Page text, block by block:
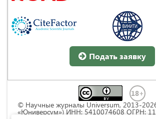
Подать заявку
© Научные журналы Universum, 2013-
«Юниверсум») ИНН: 5410074608 ОГРН: